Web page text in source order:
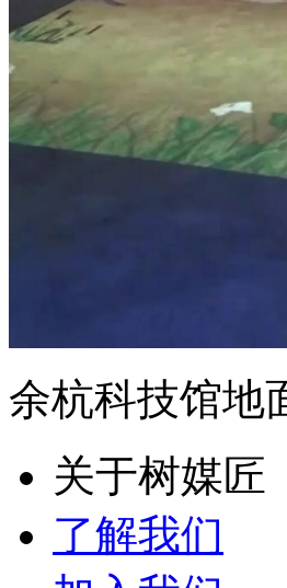
余杭科技馆地
关于树媒匠
了解我们